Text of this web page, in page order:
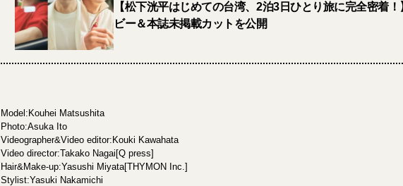
【松下洸平はじめての台湾、2泊3日ひとり旅に完全密着
ビー＆本誌未掲載カットを公開
Model:Kouhei Matsushita
Photo:Asuka Ito
Videographer&Video editor:Kouki Kawahata
Video director:Takako Nagai[Q press]
Hair&Make-up:Yasushi Miyata[THYMON Inc.]
Stylist:Yasuki Nakamichi